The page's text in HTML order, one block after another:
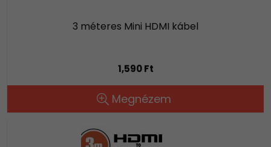
3 méteres Mini HDMI kábel
1,590 Ft
Megnézem